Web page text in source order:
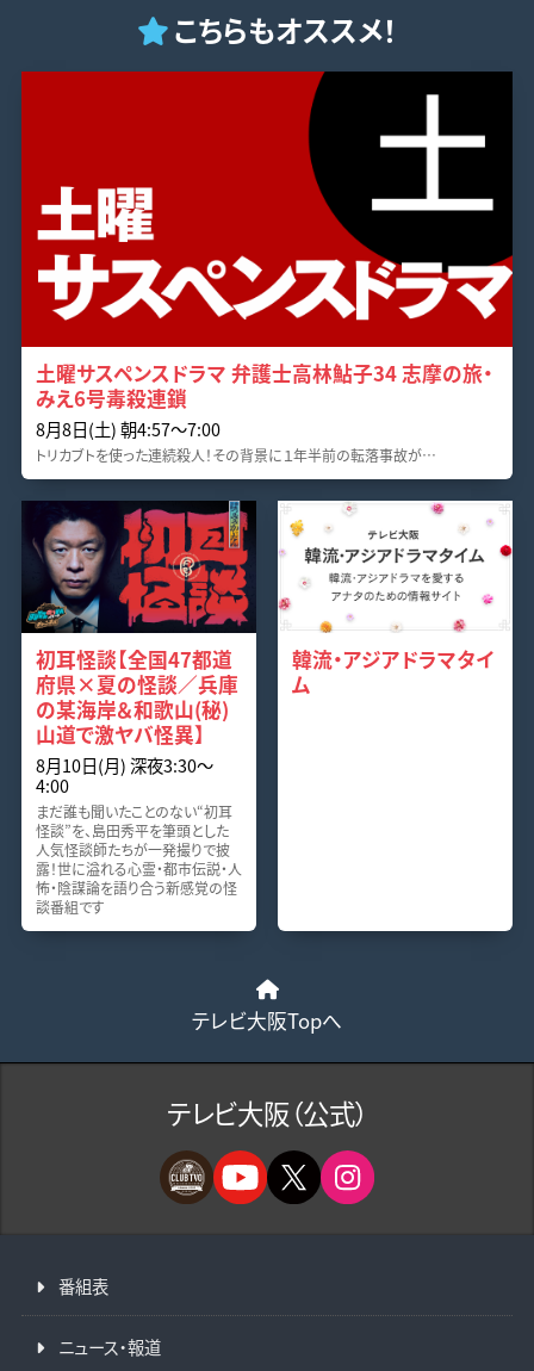
こちらもオススメ！
土曜サスペンスドラマ 弁護士高林鮎子34 志摩の旅・
みえ6号毒殺連鎖
8月8日(土) 朝4:57～7:00
トリカブトを使った連続殺人！その背景に１年半前の転落事故が…
初耳怪談【全国47都道
府県×夏の怪談／兵庫
の某海岸＆和歌山(秘)
山道で激ヤバ怪異】
8月10日(月) 深夜3:30～
4:00
まだ誰も聞いたことのない“初耳
怪談”を、島田秀平を筆頭とした
人気怪談師たちが一発撮りで披
露！世に溢れる心霊・都市伝説・人
怖・陰謀論を語り合う新感覚の怪
談番組です
韓流・アジアドラマタイ
ム
テレビ大阪Topへ
テレビ大阪（公式）
番組表
ニュース・報道